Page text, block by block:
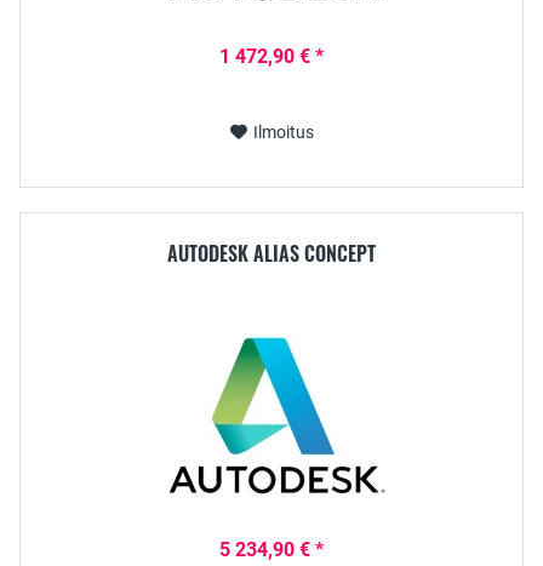
1 472,90 € *
Ilmoitus
AUTODESK ALIAS CONCEPT
5 234,90 € *